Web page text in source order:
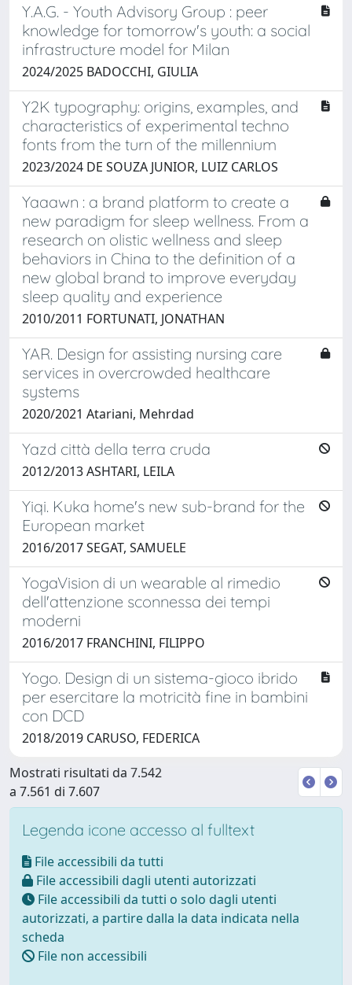
Y.A.G. - Youth Advisory Group : peer
knowledge for tomorrow's youth: a social
infrastructure model for Milan
2024/2025 BADOCCHI, GIULIA
Y2K typography: origins, examples, and
characteristics of experimental techno
fonts from the turn of the millennium
2023/2024 DE SOUZA JUNIOR, LUIZ CARLOS
Yaaawn : a brand platform to create a
new paradigm for sleep wellness. From a
research on olistic wellness and sleep
behaviors in China to the definition of a
new global brand to improve everyday
sleep quality and experience
2010/2011 FORTUNATI, JONATHAN
YAR. Design for assisting nursing care
services in overcrowded healthcare
systems
2020/2021 Atariani, Mehrdad
Yazd città della terra cruda
2012/2013 ASHTARI, LEILA
Yiqi. Kuka home's new sub-brand for the
European market
2016/2017 SEGAT, SAMUELE
YogaVision di un wearable al rimedio
dell'attenzione sconnessa dei tempi
moderni
2016/2017 FRANCHINI, FILIPPO
Yogo. Design di un sistema-gioco ibrido
per esercitare la motricità fine in bambini
con DCD
2018/2019 CARUSO, FEDERICA
Mostrati risultati da 7.542
a 7.561 di 7.607
Legenda icone accesso al fulltext
File accessibili da tutti
File accessibili dagli utenti autorizzati
File accessibili da tutti o solo dagli utenti
autorizzati, a partire dalla la data indicata nella
scheda
File non accessibili